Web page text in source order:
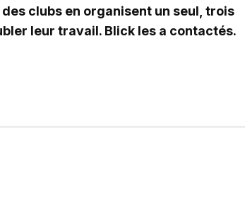
clubs en organisent un seul, trois
leur travail. Blick les a contactés.